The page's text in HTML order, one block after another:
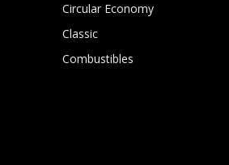
Circular Economy
Classic
Combustibles